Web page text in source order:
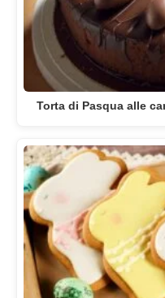
Torta di Pasqua alle